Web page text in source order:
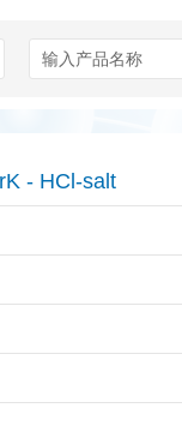
Serotec
- HCl-salt